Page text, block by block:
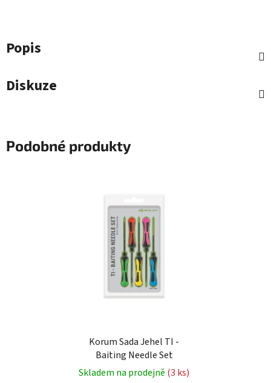
Popis
Diskuze
Podobné produkty
Korum Sada Jehel TI -
Baiting Needle Set
Skladem na prodejně (3 ks)